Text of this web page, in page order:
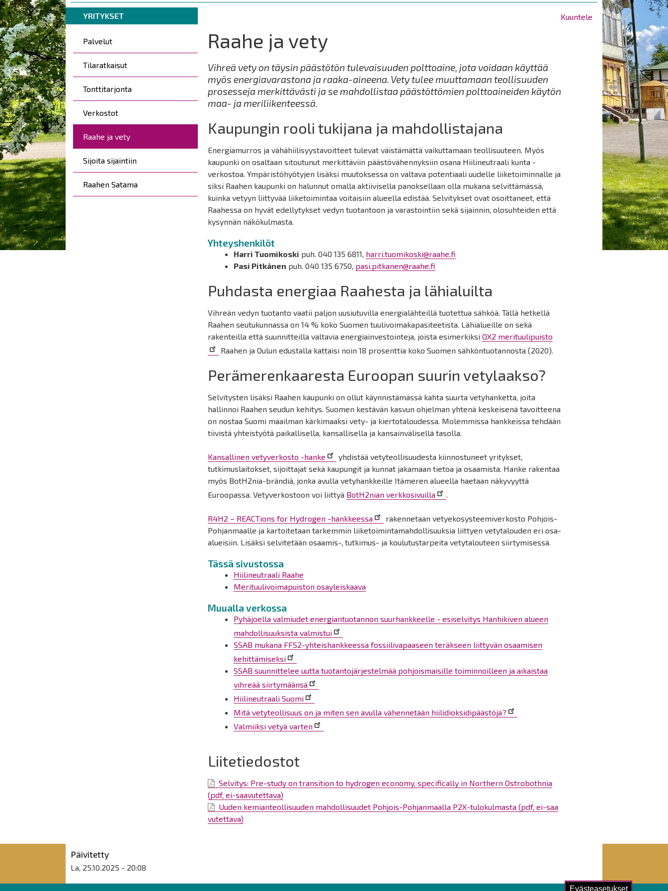
Evästeasetukset
are
here:
Breadcrumbs
are
here:
YRITYKSET Kuuntele
Kohderyhmät
Palvelut
Tilaratkaisut
Tonttitarjonta
Verkostot
Raahe ja vety
Sijoita sijaintiin
Raahen Satama
Raahe ja vety
Vihreä vety on täysin päästötön tulevaisuuden polttoaine, jota voidaan käyttää
myös energiavarastona ja raaka-aineena. Vety tulee muuttamaan teollisuuden
prosesseja merkittävästi ja se mahdollistaa päästöttömien polttoaineiden käytön
maa- ja meriliikenteessä.
Kaupungin rooli tukijana ja mahdollistajana
Energiamurros ja vähähiilisyystavoitteet tulevat väistämättä vaikuttamaan teollisuuteen. Myös
kaupunki on osaltaan sitoutunut merkittäviin päästövähennyksiin osana Hiilineutraali kunta -
verkostoa. Ympäristöhyötyjen lisäksi muutoksessa on valtava potentiaali uudelle liiketoiminnalle ja
siksi Raahen kaupunki on halunnut omalla aktiivisella panoksellaan olla mukana selvittämässä,
kuinka vetyyn liittyvää liiketoimintaa voitaisiin alueella edistää. Selvitykset ovat osoittaneet, että
Raahessa on hyvät edellytykset vedyn tuotantoon ja varastointiin sekä sijainnin, olosuhteiden että
kysynnän näkökulmasta.
Yhteyshenkilöt
Harri Tuomikoski puh. 040 135 6811, harri.tuomikoski@raahe.fi
Pasi Pitkänen puh. 040 135 6750, pasi.pitkanen@raahe.fi
Puhdasta energiaa Raahesta ja lähialuilta
Vihreän vedyn tuotanto vaatii paljon uusiutuvilla energialähteillä tuotettua sähköä. Tällä hetkellä
Raahen seutukunnassa on 14 % koko Suomen tuulivoimakapasiteetista. Lähialueille on sekä
rakenteilla että suunnitteilla valtavia energiainvestointeja, joista esimerkiksiOX2 merituulipuisto
Raahen ja Oulun edustalla kattaisi noin 18 prosenttia koko Suomen sähköntuotannosta (2020).
Perämerenkaaresta Euroopan suurin vetylaakso?
Selvitysten lisäksi Raahen kaupunki on ollut käynnistämässä kahta suurta vetyhanketta, joita
hallinnoi Raahen seudun kehitys. Suomen kestävän kasvun ohjelman yhtenä keskeisenä tavoitteena
on nostaa Suomi maailman kärkimaaksi vety- ja kiertotaloudessa. Molemmissa hankkeissa tehdään
tiivistä yhteistyötä paikallisella, kansallisella ja kansainvälisellä tasolla.
Kansallinen vetyverkosto -hanke
yhdistää vetyteollisuudesta kiinnostuneet yritykset,
tutkimuslaitokset, sijoittajat sekä kaupungit ja kunnat jakamaan tietoa ja osaamista. Hanke rakentaa
myös BotH2nia-brändiä, jonka avulla vetyhankkeille Itämeren alueella haetaan näkyvyyttä
Euroopassa. Vetyverkostoon voi liittyä BotH2nian verkkosivuilla .
R4H2 – REACTions for Hydrogen -hankkeessa
rakennetaan vetyekosysteemiverkosto Pohjois-
Pohjanmaalle ja kartoitetaan tarkemmin liiketoimintamahdollisuuksia liittyen vetytalouden eri osa-
alueisiin. Lisäksi selvitetään osaamis-, tutkimus- ja koulutustarpeita vetytalouteen siirtymisessä.
Tässä sivustossa
Hiilineutraali Raahe
Merituulivoimapuiston osayleiskaava
Muualla verkossa
Pyhäjoella valmiudet energiantuotannon suurhankkeelle - esiselvitys Hanhikiven alueen
mahdollisuuksista valmistui
SSAB mukana FFS2-yhteishankkeessa fossiilivapaaseen teräkseen liittyvän osaamisen
kehittämiseksi
SSAB suunnittelee uutta tuotantojärjestelmää pohjoismaisille toiminnoilleen ja aikaistaa
vihreää siirtymäänsä
Hiilineutraali Suomi
Mitä vetyteollisuus on ja miten sen avulla vähennetään hiilidioksidipäästöjä?
Valmiiksi vetyä varten
Liitetiedostot
Selvitys: Pre-study on transition to hydrogen economy, specifically in Northern Ostrobothnia
(pdf, ei-saavutettava)
Uuden kemianteollisuuden mahdollisuudet Pohjois-Pohjanmaalla P2X-tulokulmasta (pdf, ei-saa
vutettava)
Päivitetty
La, 25.10.2025 - 20:08